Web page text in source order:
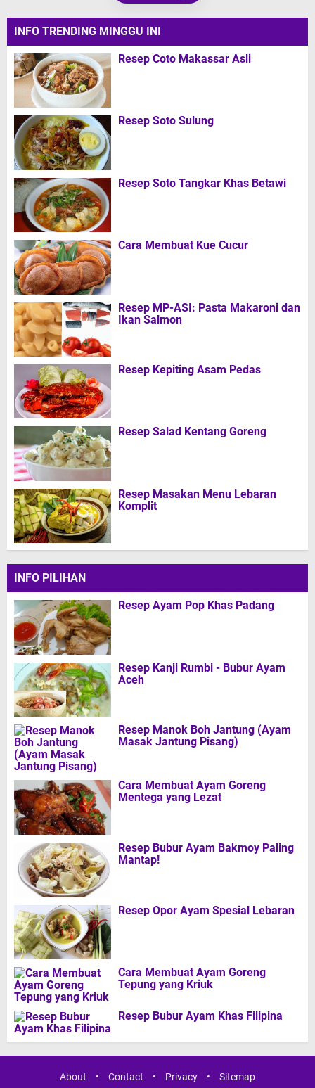
INFO TRENDING MINGGU INI
Resep Coto Makassar Asli
Resep Soto Sulung
Resep Soto Tangkar Khas Betawi
Cara Membuat Kue Cucur
Resep MP-ASI: Pasta Makaroni dan
Ikan Salmon
Resep Kepiting Asam Pedas
Resep Salad Kentang Goreng
Resep Masakan Menu Lebaran
Komplit
INFO PILIHAN
Resep Ayam Pop Khas Padang
Resep Kanji Rumbi - Bubur Ayam
Aceh
Resep Manok Boh Jantung (Ayam
Masak Jantung Pisang)
Cara Membuat Ayam Goreng
Mentega yang Lezat
Resep Bubur Ayam Bakmoy Paling
Mantap!
Resep Opor Ayam Spesial Lebaran
Cara Membuat Ayam Goreng
Tepung yang Kriuk
Resep Bubur Ayam Khas Filipina
About • Contact • Privacy • Sitemap